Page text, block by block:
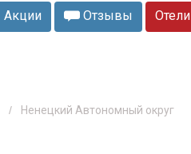
Акции Отзывы Отели
Ненецкий Автономный округ